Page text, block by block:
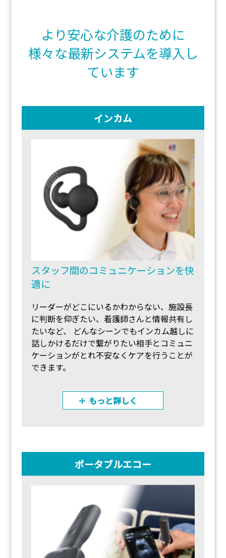
より安心な介護のために
様々な最新システムを導入し
ています
インカム
スタッフ間のコミュニケーションを快
適に
リーダーがどこにいるかわからない、施設長
に判断を仰ぎたい、看護師さんと情報共有し
たいなど、 どんなシーンでもインカム越しに
話しかけるだけで繋がりたい相手とコミュニ
ケーションがとれ不安なくケアを行うことが
できます。
もっと詳しく
ポータブルエコー